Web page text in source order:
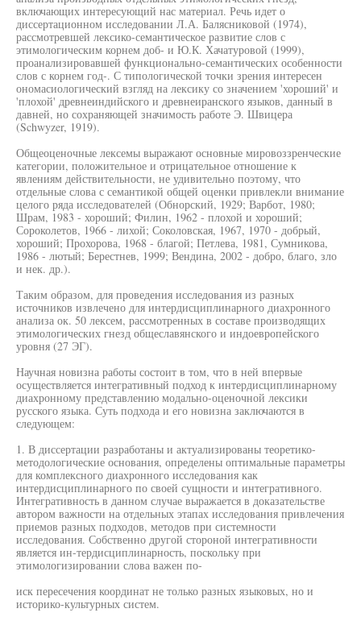
включающих интересующий нас материал. Речь идет о
диссертационном исследовании Л.А. Балясниковой (1974),
рассмотревшей лексико-семантическое развитие слов с
этимологическим корнем доб- и Ю.К. Хачатуровой (1999),
проанализировавшей функционально-семантических особенности
слов с корнем год-. С типологической точки зрения интересен
ономасиологический взгляд на лексику со значением 'хороший' и
'плохой' древнеиндийского и древнеиранского языков, данный в
давней, но сохраняющей значимость работе Э. Швицера
(Schwyzer, 1919).
Общеоценочные лексемы выражают основные мировоззренческие
категории, положительное и отрицательное отношение к
явлениям действительности, не удивительно поэтому, что
отдельные слова с семантикой общей оценки привлекли внимание
целого ряда исследователей (Обнорский, 1929; Варбот, 1980;
Шрам, 1983 - хороший; Филин, 1962 - плохой и хороший;
Сороколетов, 1966 - лихой; Соколовская, 1967, 1970 - добрый,
хороший; Прохорова, 1968 - благой; Петлева, 1981, Сумникова,
1986 - лютый; Берестнев, 1999; Вендина, 2002 - добро, благо, зло
и нек. др.).
Таким образом, для проведения исследования из разных
источников извлечено для интердисциплинарного диахронного
анализа ок. 50 лексем, рассмотренных в составе производящих
этимологических гнезд общеславянского и индоевропейского
уровня (27 ЭГ).
Научная новизна работы состоит в том, что в ней впервые
осуществляется интегративный подход к интердисциплинарному
диахронному представлению модально-оценочной лексики
русского языка. Суть подхода и его новизна заключаются в
следующем:
1. В диссертации разработаны и актуализированы теоретико-
методологические основания, определены оптимальные параметры
для комплексного диахронного исследования как
интердисциплинарного по своей сущности и интегративного.
Интегративность в данном случае выражается в доказательстве
автором важности на отдельных этапах исследования привлечения
приемов разных подходов, методов при системности
исследования. Собственно другой стороной интегративности
является ин-тердисциплинарность, поскольку при
этимологизировании слова важен по-
иск пересечения координат не только разных языковых, но и
историко-культурных систем.